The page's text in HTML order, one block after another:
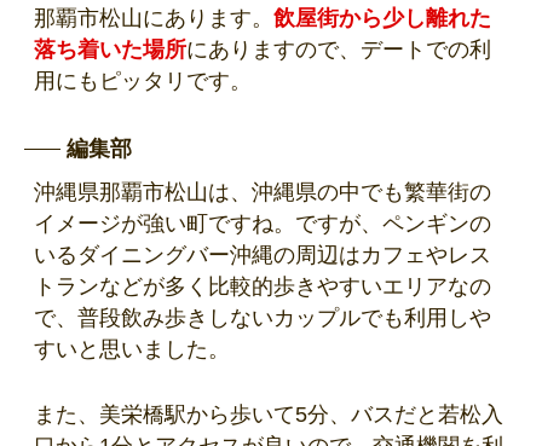
那覇市松山にあります。 飲屋街から少し離れた
落ち着いた場所にありますので、デートでの利
用にもピッタリです。
編集部
沖縄県那覇市松山は、沖縄県の中でも繁華街の
イメージが強い町ですね。ですが、ペンギンの
いるダイニングバー沖縄の周辺はカフェやレス
トランなどが多く比較的歩きやすいエリアなの
で、普段飲み歩きしないカップルでも利用しや
すいと思いました。
また、美栄橋駅から歩いて5分、バスだと若松入